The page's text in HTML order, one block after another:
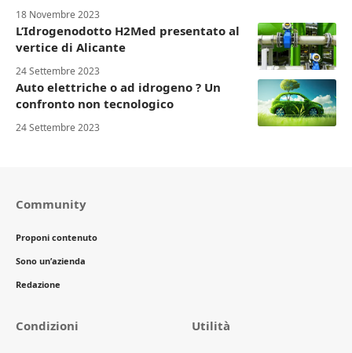
18 Novembre 2023
L’Idrogenodotto H2Med presentato al
vertice di Alicante
24 Settembre 2023
Auto elettriche o ad idrogeno ? Un
confronto non tecnologico
24 Settembre 2023
Community
Proponi contenuto
Sono un’azienda
Redazione
Condizioni Utilità